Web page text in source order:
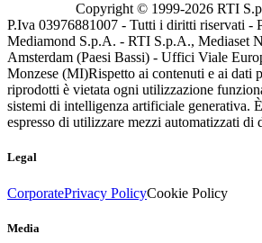
Copyright © 1999-2026 RTI
P.Iva 03976881007 - Tutti i diritti riservati -
Mediamond S.p.A. - RTI S.p.A., Mediaset
Amsterdam (Paesi Bassi) - Uffici Viale
Monzese (MI)Rispetto ai contenuti e ai dati
riprodotti è vietata ogni utilizzazione
sistemi di intelligenza artificiale generativa.
espresso di utilizzare mezzi automatizzati di
Legal
CorporatePrivacy PolicyCookie Policy
Media